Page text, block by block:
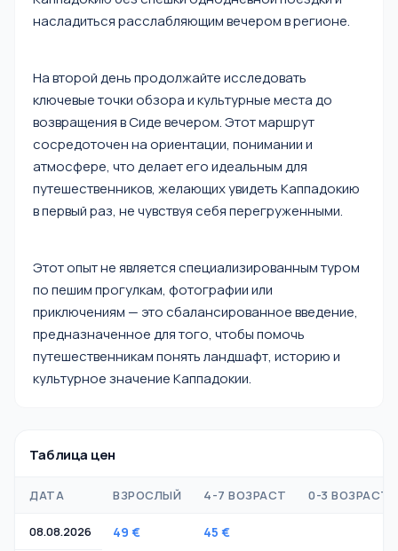
насладиться расслабляющим вечером в регионе.
На второй день продолжайте исследовать
ключевые точки обзора и культурные места до
возвращения в Сиде вечером. Этот маршрут
сосредоточен на ориентации, понимании и
атмосфере, что делает его идеальным для
путешественников, желающих увидеть Каппадокию
в первый раз, не чувствуя себя перегруженными.
Этот опыт не является специализированным туром
по пешим прогулкам, фотографии или
приключениям — это сбалансированное введение,
предназначенное для того, чтобы помочь
путешественникам понять ландшафт, историю и
культурное значение Каппадокии.
Таблица цен
ДАТА ВЗРОСЛЫЙ 4-7 ВОЗРАСТ 0-3 ВОЗРАСТ
08.08.2026 49 € 45 €